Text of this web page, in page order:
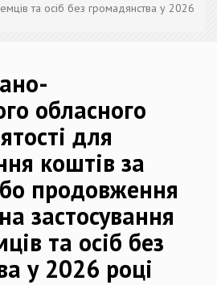
та осіб без громадянства у 2026
обласного
для
коштів за
продовження
застосування
та осіб без
у 2026 році